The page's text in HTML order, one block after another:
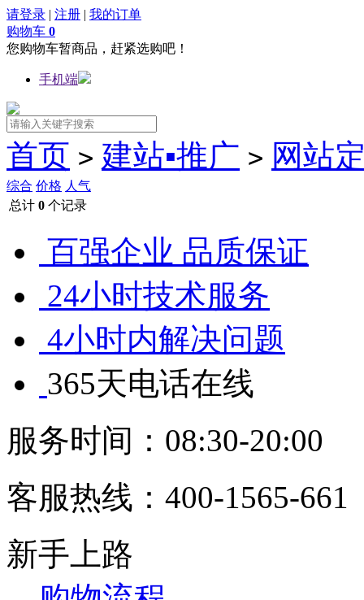
请登录 | 注册 | 我的订单
购物车 0
您购物车暂商品，赶紧选购吧！
手机端
首页 > 建站▪推广 > 网站
综合 价格 人气
总计 0 个记录
百强企业 品质保证
24小时技术服务
4小时内解决问题
365天电话在线
服务时间：08:30-20:00
客服热线： 400-1565-661
新手上路